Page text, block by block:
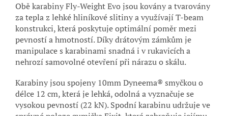
Obě karabiny Fly-Weight Evo jsou kovány a tvarovány
za tepla z lehké hliníkové slitiny a využívají T-beam
konstrukci, která poskytuje optimální poměr mezi
pevností a hmotností. Díky drátovým zámkům je
manipulace s karabinami snadná i v rukavicích a
nehrozí samovolné otevření při nárazu o skálu.
Karabiny jsou spojeny 10mm Dyneema® smyčkou o
délce 12 cm, která je lehká, odolná a vyznačuje se
vysokou pevností (22 kN). Spodní karabinu udržuje ve